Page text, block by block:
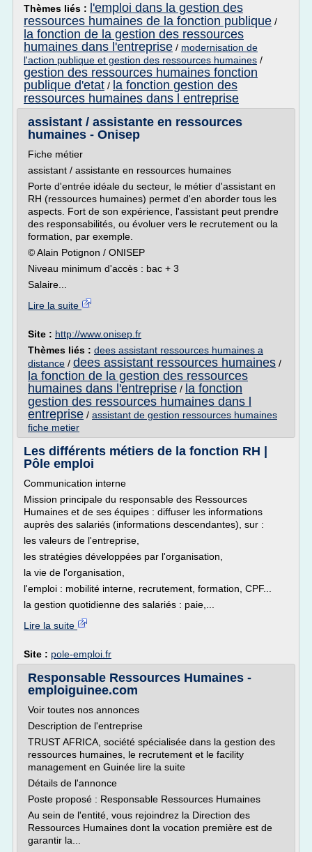
Thèmes liés :
l'emploi dans la gestion des
ressources humaines de la fonction publique /
la fonction de la gestion des ressources
humaines dans l'entreprise / modernisation de
l'action publique et gestion des ressources humaines /
gestion des ressources humaines fonction
publique d'etat / la fonction gestion des
ressources humaines dans l entreprise
assistant / assistante en ressources
humaines - Onisep
Fiche métier
assistant / assistante en ressources humaines
Porte d'entrée idéale du secteur, le métier d'assistant en
RH (ressources humaines) permet d'en aborder tous les
aspects. Fort de son expérience, l'assistant peut prendre
des responsabilités, ou évoluer vers le recrutement ou la
formation, par exemple.
© Alain Potignon / ONISEP
Niveau minimum d'accès : bac + 3
Salaire...
Lire la suite
Site : http://www.onisep.fr
Thèmes liés : dees assistant ressources humaines a
distance / dees assistant ressources humaines /
la fonction de la gestion des ressources
humaines dans l'entreprise / la fonction
gestion des ressources humaines dans l
entreprise / assistant de gestion ressources humaines
fiche metier
Les différents métiers de la fonction RH |
Pôle emploi
Communication interne
Mission principale du responsable des Ressources
Humaines et de ses équipes : diffuser les informations
auprès des salariés (informations descendantes), sur :
les valeurs de l'entreprise,
les stratégies développées par l'organisation,
la vie de l'organisation,
l'emploi : mobilité interne, recrutement, formation, CPF...
la gestion quotidienne des salariés : paie,...
Lire la suite
Site : pole-emploi.fr
Responsable Ressources Humaines -
emploiguinee.com
Voir toutes nos annonces
Description de l'entreprise
TRUST AFRICA, société spécialisée dans la gestion des
ressources humaines, le recrutement et le facility
management en Guinée lire la suite
Détails de l'annonce
Poste proposé : Responsable Ressources Humaines
Au sein de l'entité, vous rejoindrez la Direction des
Ressources Humaines dont la vocation première est de
garantir la...